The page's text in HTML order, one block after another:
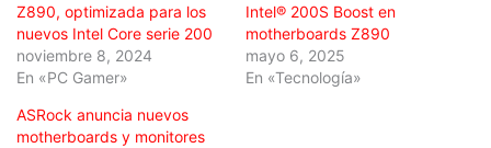
Z890, optimizada para los
nuevos Intel Core serie 200
noviembre 8, 2024
En «PC Gamer»
Intel® 200S Boost en
motherboards Z890
mayo 6, 2025
En «Tecnología»
ASRock anuncia nuevos
motherboards y monitores